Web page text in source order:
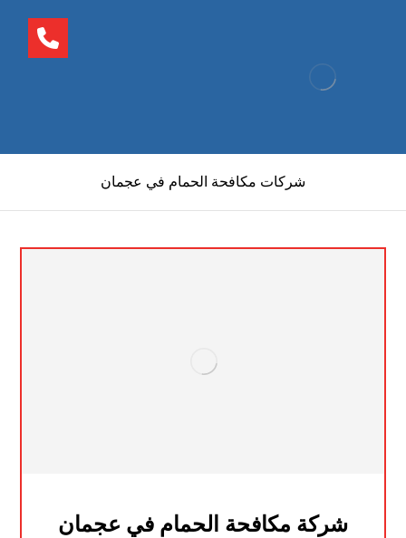
شركات مكافحة الحمام في عجمان
شركة مكافحة الحمام في عجمان